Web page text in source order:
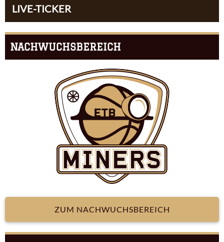
LIVE-TICKER
NACHWUCHSBEREICH
ZUM NACHWUCHSBEREICH